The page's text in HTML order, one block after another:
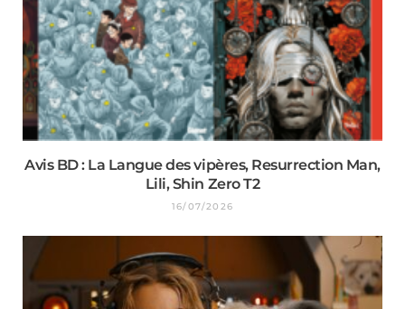
Avis BD : La Langue des vipères, Resurrection Man,
Lili, Shin Zero T2
16/07/2026